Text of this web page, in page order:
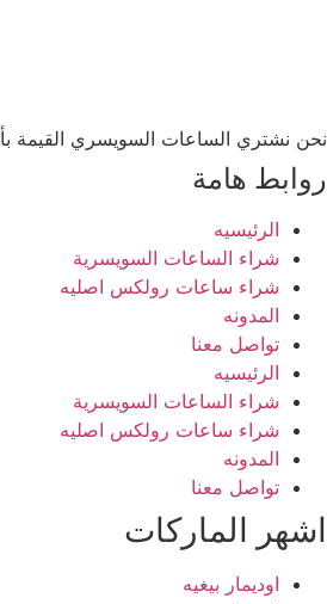
نحن نشتري الساعات السويسري القيمة
روابط هامة
الرئيسيه
شراء الساعات السويسرية
شراء ساعات رولكس اصليه
المدونه
تواصل معنا
الرئيسيه
شراء الساعات السويسرية
شراء ساعات رولكس اصليه
المدونه
تواصل معنا
اشهر الماركات
اوديمار بيغيه